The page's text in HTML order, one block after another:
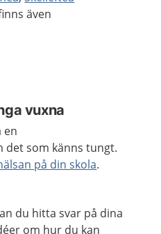
även
vuxna
en
det som känns tungt.
på din skola.
du hitta svar på dina
om hur du kan